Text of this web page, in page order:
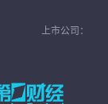
上市公司：